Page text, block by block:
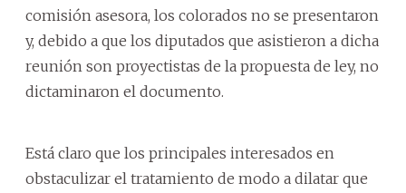
comisión asesora, los colorados no se presentaron
y, debido a que los diputados que asistieron a dicha
reunión son proyectistas de la propuesta de ley, no
dictaminaron el documento.
Está claro que los principales interesados en
obstaculizar el tratamiento de modo a dilatar que